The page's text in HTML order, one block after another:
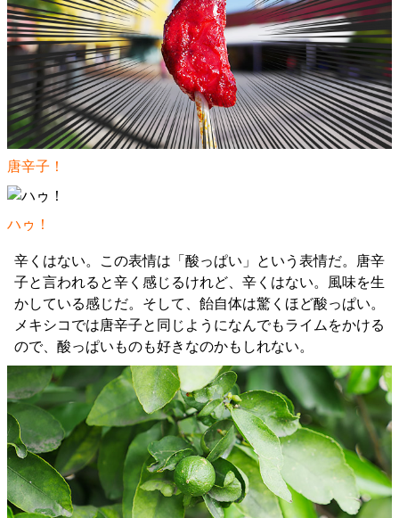
唐辛子！
ハゥ！
辛くはない。この表情は「酸っぱい」という表情だ。唐辛
子と言われると辛く感じるけれど、辛くはない。風味を生
かしている感じだ。そして、飴自体は驚くほど酸っぱい。
メキシコでは唐辛子と同じようになんでもライムをかける
ので、酸っぱいものも好きなのかもしれない。